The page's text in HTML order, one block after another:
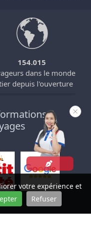
154.015
dans le monde
depuis l'ouverture
votre expérience et
Refuser